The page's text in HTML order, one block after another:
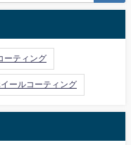
ーティング
イールコーティング